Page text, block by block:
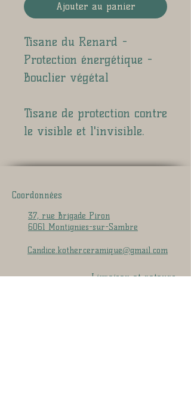
Ajouter au panier
Tisane du Renard -
Protection énergétique -
Bouclier végétal
Tisane de protection contre
le visible et l'invisible.
Coordonnées
37, rue Brigade Piron
6061 Montignies-sur-Sambre
Candice.kother.ceramique@gmail.com
Livraison et retours